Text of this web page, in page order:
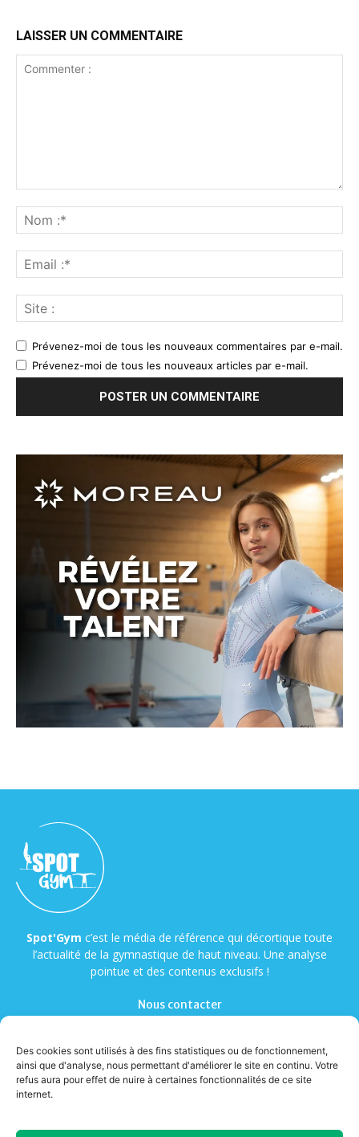
Des cookies sont utilisés à des fins statistiques ou de fonctionnement,
ainsi que d'analyse, nous permettant d'améliorer le site en continu. Votre
refus aura pour effet de nuire à certaines fonctionnalités de ce site
internet.
LAISSER UN COMMENTAIRE
Prévenez-moi de tous les nouveaux commentaires par e-mail.
Prévenez-moi de tous les nouveaux articles par e-mail.
Spot'Gym c’est le média de référence qui décortique toute
l’actualité de la gymnastique de haut niveau. Une analyse
pointue et des contenus exclusifs !
Nous contacter